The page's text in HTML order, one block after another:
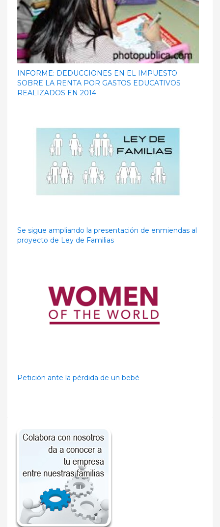
INFORME: DEDUCCIONES EN EL IMPUESTO
SOBRE LA RENTA POR GASTOS EDUCATIVOS
REALIZADOS EN 2014
Se sigue ampliando la presentación de enmiendas al
proyecto de Ley de Familias
Petición ante la pérdida de un bebé